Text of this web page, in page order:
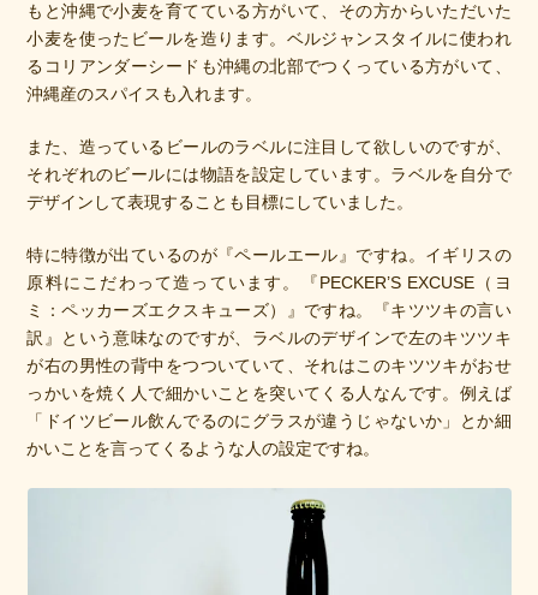
もと沖縄で小麦を育てている方がいて、その方からいただいた
小麦を使ったビールを造ります。ベルジャンスタイルに使われ
るコリアンダーシードも沖縄の北部でつくっている方がいて、
沖縄産のスパイスも入れます。
また、造っているビールのラベルに注目して欲しいのですが、
それぞれのビールには物語を設定しています。ラベルを自分で
デザインして表現することも目標にしていました。
特に特徴が出ているのが『ペールエール』ですね。イギリスの
原料にこだわって造っています。『PECKER’S EXCUSE（ヨ
ミ：ペッカーズエクスキューズ）』ですね。『キツツキの言い
訳』という意味なのですが、ラベルのデザインで左のキツツキ
が右の男性の背中をつついていて、それはこのキツツキがおせ
っかいを焼く人で細かいことを突いてくる人なんです。例えば
「ドイツビール飲んでるのにグラスが違うじゃないか」とか細
かいことを言ってくるような人の設定ですね。